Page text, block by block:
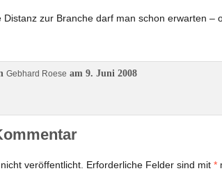
Distanz zur Branche darf man schon erwarten –
Gebhard Roese am 9. Juni 2008
veröffentlicht. Erforderliche Felder sind mit *